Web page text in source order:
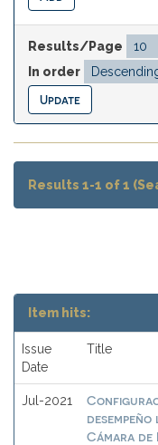
Results/Page
In order
Results 1-1 of 1
Item hits:
Issue
Date
Title
Jul-2021
Cámara